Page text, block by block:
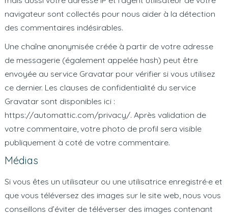
navigateur sont collectés pour nous aider à la détection
des commentaires indésirables.
Une chaîne anonymisée créée à partir de votre adresse
de messagerie (également appelée hash) peut être
envoyée au service Gravatar pour vérifier si vous utilisez
ce dernier. Les clauses de confidentialité du service
Gravatar sont disponibles ici :
https://automattic.com/privacy/. Après validation de
votre commentaire, votre photo de profil sera visible
publiquement à coté de votre commentaire.
Médias
Si vous êtes un utilisateur ou une utilisatrice enregistré·e et
que vous téléversez des images sur le site web, nous vous
conseillons d’éviter de téléverser des images contenant